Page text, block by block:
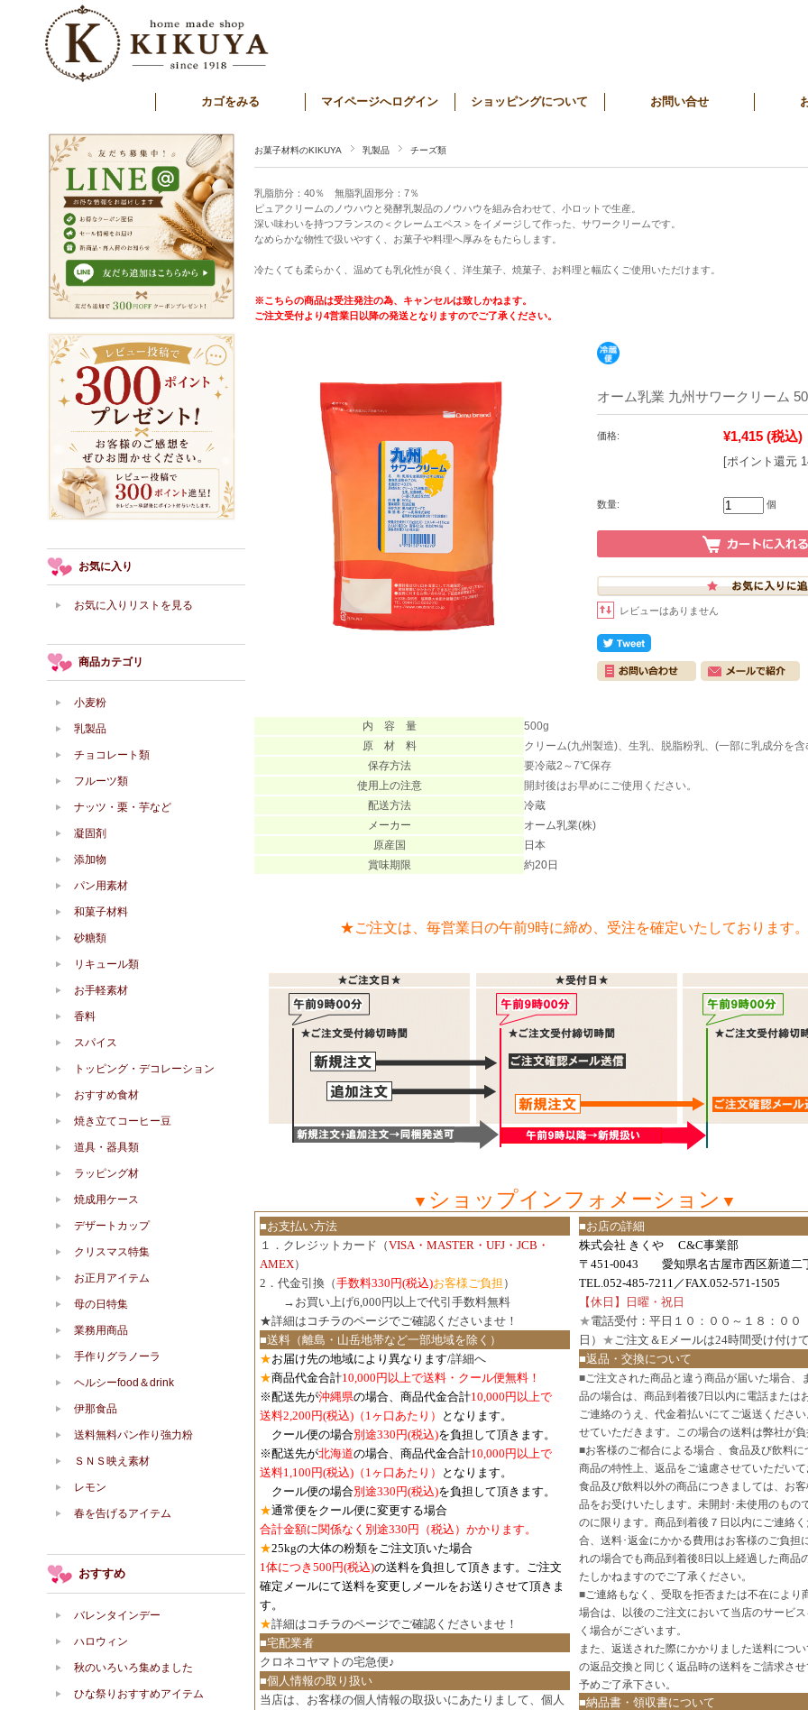
カゴをみる マイページへログイン ショッピングについて お問い合せ
お菓子材料のKIKUYA 乳製品 チーズ類
乳脂肪分：40％ 無脂乳固形分：7％
ピュアクリームのノウハウと発酵乳製品のノウハウを組み合わせて、小ロットで生産。
深い味わいを持つフランスの＜クレームエペス＞をイメージして作った、サワークリームです。
なめらかな物性で扱いやすく、お菓子や料理へ厚みをもたらします。
冷たくても柔らかく、温めても乳化性が良く、洋生菓子、焼菓子、お料理と幅広くご使用いただけます。
※こちらの商品は受注発注の為、キャンセルは致しかねます。
ご注文受付より4営業日以降の発送となりますのでご了承ください。
オーム乳業 九州サワークリーム
価格: ¥1,415 (税込)
[ポイント還元
数量: 個
レビューはありません
内 容 量
500g
原 材 料
クリーム(九州製造)、生乳、脱脂粉乳、(一部に乳成分を含
保存方法
要冷蔵2～7℃保存
使用上の注意
開封後はお早めにご使用ください。
配送方法
冷蔵
メーカー
オーム乳業(株)
原産国
日本
賞味期限
約20日
★ご注文は、毎営業日の午前9時に締め、受注を確定いたしております。
▼ ショップインフォメーション ▼
■お支払い方法
１．クレジットカード（VISA・MASTER・UFJ・JCB・
AMEX）
2．代金引換（手数料330円(税込)お客様ご負担 ）
→お買い上げ6,000円以上で代引手数料無料
★詳細は コチラのページでご確認 くださいませ！
■送料（離島・山岳地帯など一部地域を除く）
★お届け先の地域により異なります/詳細へ
★商品代金合計10,000円以上で送料・クール便無料！
※配送先が沖縄県の場合、商品代金合計10,000円以上で
送料2,200円(税込)（1ヶ口あたり）
となります。
クール便の場合別途330円(税込)を負担して頂きます。
※配送先が北海道の場合、商品代金合計10,000円以上で
送料1,100円(税込) （1ヶ口あたり）
となります。
クール便の場合別途330円(税込)を負担して頂きます。
★通常便をクール便に変更する場合
合計金額に関係なく別途330円（税込）かかります。
★25kgの大体の粉類をご注文頂いた場合
1体につき500円(税込)の送料を負担して頂きます。ご注文
確定メールにて送料を変更しメールをお送りさせて頂きま
す。
★詳細は コチラのページでご確認 くださいませ！
■宅配業者
クロネコヤマトの宅急便♪
■個人情報の取り扱い
当店は、お客様の個人情報の取扱いにあたりまして、個人
■お店の詳細
株式会社 きくや C&C事業部
〒451-0043 愛知県名古屋市西区新道二
TEL.052-485-7211／FAX.052-571-1505
【休日】日曜・祝日
★電話受付：平日１０：００～１８：００
日） ★ご注文＆Eメールは24時間受け付け
■返品・交換について
■ご注文された商品と違う商品が届いた場合、
品の場合は、商品到着後7日以内に電話または
ご連絡のうえ、代金着払いにてご返送くださ
せていただきます。この場合の送料は弊社が
■お客様のご都合による場合 、食品及び飲料
商品の特性上、返品をご遠慮させていただい
食品及び飲料以外の商品につきましては、お
品をお受けいたします。未開封･未使用のもの
のに限ります。商品到着後７日以内にご連絡
合、送料･返金にかかる費用はお客様のご負担
れの場合でも商品到着後8日以上経過した商品
たしかねますのでご了承ください。
■ご連絡もなく、受取を拒否または不在により
場合は、以後のご注文において当店のサービ
く場合がございます。
また、返送された際にかかりました送料につ
の返品交換と同じく返品時の送料をご請求さ
予めご了承下さい。
■納品書・領収書について
お気に入り
お気に入りリストを見る
商品カテゴリ
小麦粉
乳製品
チョコレート類
フルーツ類
ナッツ・栗・芋など
凝固剤
添加物
パン用素材
和菓子材料
砂糖類
リキュール類
お手軽素材
香料
スパイス
トッピング・デコレーション
おすすめ食材
焼き立てコーヒー豆
道具・器具類
ラッピング材
焼成用ケース
デザートカップ
クリスマス特集
お正月アイテム
母の日特集
業務用商品
手作りグラノーラ
ヘルシーfood＆drink
伊那食品
送料無料パン作り強力粉
ＳＮＳ映え素材
レモン
春を告げるアイテム
おすすめ
バレンタインデー
ハロウィン
秋のいろいろ集めました
ひな祭りおすすめアイテム